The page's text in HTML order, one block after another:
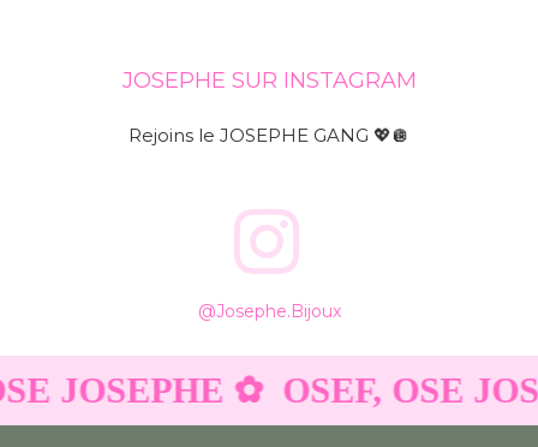
JOSEPHE SUR INSTAGRAM
Rejoins le JOSEPHE GANG 💖🪩
@josephe.bijoux
JOSEPHE ✿ OSEF, OSE